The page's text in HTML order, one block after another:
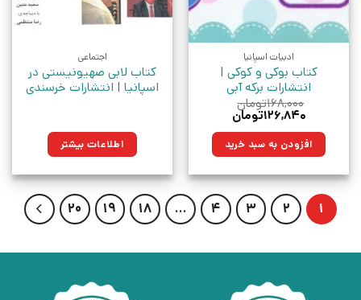
ادبیات اسپانیا
کتاب بوکی و کوکی |
انتشارات برکه آبی
۱۶۸,۰۰۰تومان
قیمت
۱۶۸,۰۰۰تومان
بود.
۱۲۶,۸۴۰تومان
۱۲۶,۸۴۰تومان.افزودن به سبد خرید
اجتماعی
کتاب لابی صهیونیستی در
اسپانیا | انتشارات خرسندی
اطلاعات بیشتر
1
2
3
4
…
18
19
20